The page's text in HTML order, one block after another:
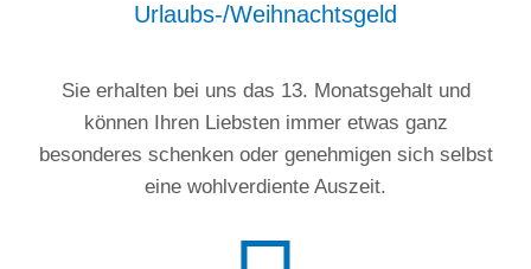
Urlaubs-/Weihnachtsgeld
Sie erhalten bei uns das 13. Monatsgehalt und
können Ihren Liebsten immer etwas ganz
besonderes schenken oder genehmigen sich selbst
eine wohlverdiente Auszeit.